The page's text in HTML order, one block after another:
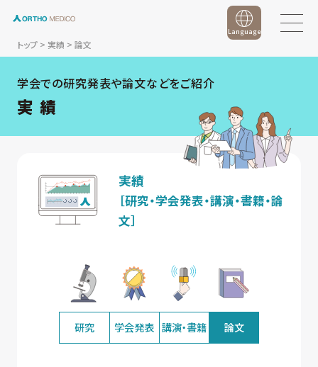
トップ> 実績 > 論文
Language
学会での研究発表や論文などをご紹介
実 績
実績
［研究・学会発表・講演・書籍・論
文］
研究 学会発表 講演・書籍 論文